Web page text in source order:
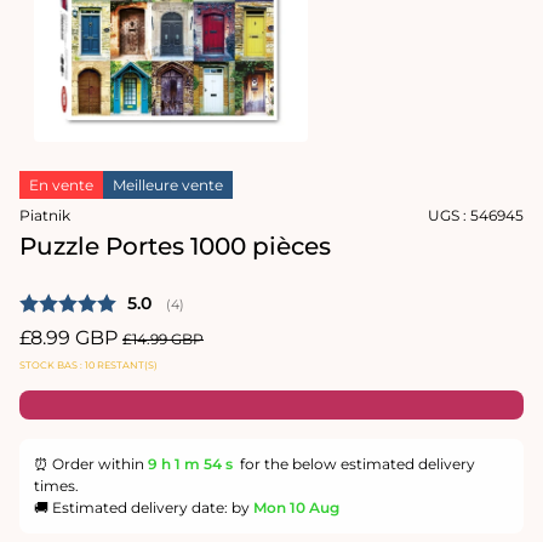
le
média
1
dans
une
En vente
Meilleure vente
Piatnik
UGS : 546945
Puzzle Portes 1000 pièces
Note moyenne:
5.0 (votes:
4)
Prix
promotionnel
£8.99 GBP Prix
habituel
£14.99 GBP
STOCK BAS : 10 RESTANT(S)
⏰ Order within 9 h 1 m 53 s for the below estimated delivery
times.
🚚 Estimated delivery date: by Mon 10 Aug